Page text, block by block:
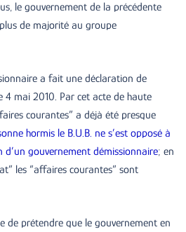
le gouvernement de la précédente
de majorité au groupe
a fait une déclaration de
4 mai 2010. Par cet acte de haute
courantes” a déjà été presque
hormis le B.U.B. ne s’est opposé à
gouvernement démissionnaire; en
les “affaires courantes” sont
de prétendre que le gouvernement en